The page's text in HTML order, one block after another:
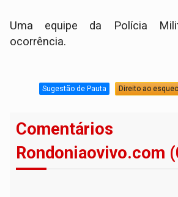
Uma equipe da Polícia
ocorrência.
Sugestão de Pauta Direito ao
Comentários
Rondoniaovivo.com